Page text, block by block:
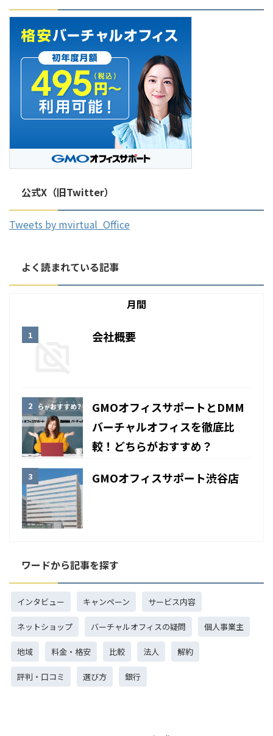
公式X（旧Twitter）
Tweets by mvirtual_Office
よく読まれている記事
月間
会社概要
GMOオフィスサポートとDMM
バーチャルオフィスを徹底比
較！どちらがおすすめ？
GMOオフィスサポート渋谷店
ワードから記事を探す
インタビュー キャンペーン サービス内容
ネットショップ バーチャルオフィスの疑問 個人事業主
地域 料金・格安 比較 法人 解約
評判・口コミ 選び方 銀行